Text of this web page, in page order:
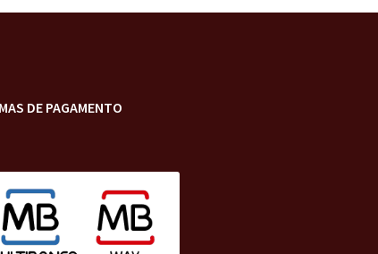
DE PAGAMENTO